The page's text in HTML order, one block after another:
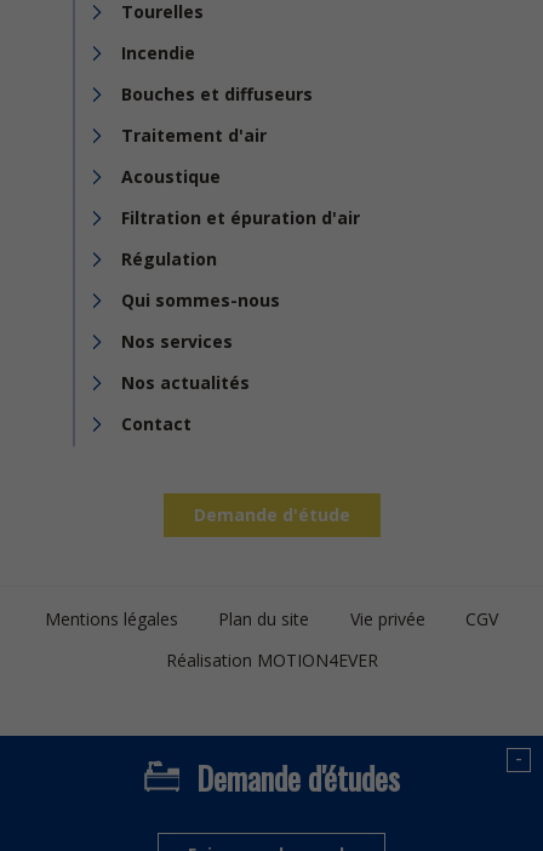
Tourelles
Incendie
Bouches et diffuseurs
Traitement d'air
Acoustique
Filtration et épuration d'air
Régulation
Qui sommes-nous
Nos services
Nos actualités
Contact
Demande d'étude
Footer
Mentions légales Plan du site Vie privée
CGV
Réalisation MOTION4EVER
-
Demande d'études